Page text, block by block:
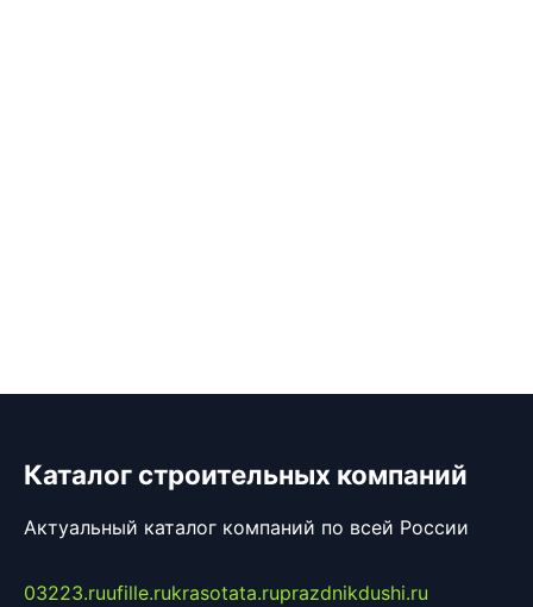
Каталог строительных компаний
Актуальный каталог компаний по всей России
03223.ruufille.rukrasotata.ruprazdnikdushi.ru